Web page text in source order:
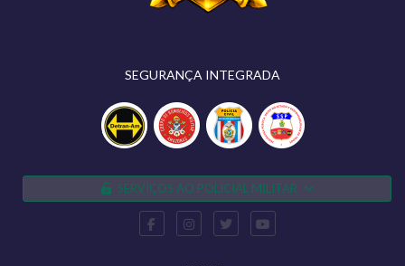
SEGURANÇA INTEGRADA
SERVIÇOS AO POLICIAL MILITAR